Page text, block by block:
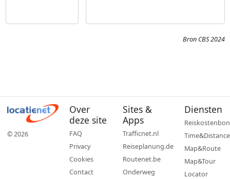
Bron CBS 2024
© 2026
Over
deze site
FAQ
Privacy
Cookies
Contact
Sites &
Apps
Trafficnet.nl
Reiseplanung.de
Routenet.be
Onderweg
Diensten
Reiskostenbon
Time&Distance
Map&Route
Map&Tour
Locator